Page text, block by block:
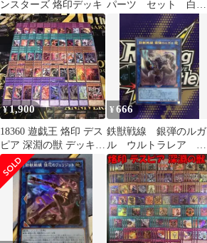
ンスターズ 烙印デッキ パーツ セット 白の
物語 各3枚
¥1,900
18360 遊戯王 烙印 デス
ピア 深淵の獣 デッキパ
ーツ 深淵の獣アルベル
他
¥666
鉄獣戦線 銀弾のルガ
ル ウルトラレア 遊
戯王 ロゴ入り 白の
物語 烙印ストーリー